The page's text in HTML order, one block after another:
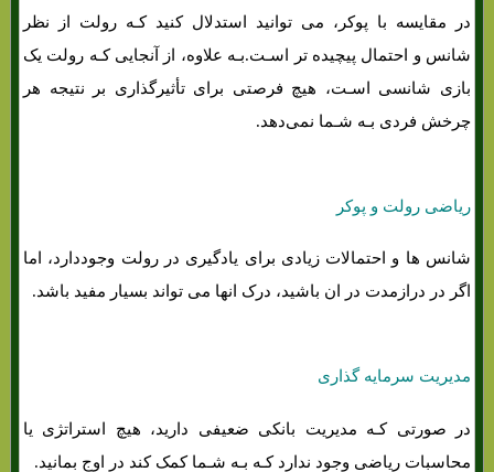
در مقایسه با پوکر، می توانید استدلال کنید کـه رولت از نظر
شانس و احتمال پیچیده تر اسـت.بـه علاوه، از آنجایی کـه رولت یک
بازی شانسی اسـت، هیچ فرصتی برای تأثیرگذاری بر نتیجه هر
چرخش فردی بـه شـما نمی‌دهد.
ریاضی رولت و پوکر
شانس ها و احتمالات زیادی برای یادگیری در رولت وجوددارد، اما
اگر در درازمدت در ان باشید، درک انها می تواند بسیار مفید باشد.
مدیریت سرمایه گذاری
در صورتی کـه مدیریت بانکی ضعیفی دارید، هیچ استراتژی یا
محاسبات ریاضی وجود ندارد کـه بـه شـما کمک کند در اوج بمانید.